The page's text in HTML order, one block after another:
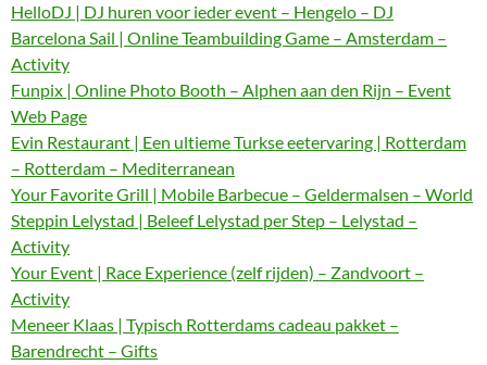
HelloDJ | DJ huren voor ieder event – Hengelo – DJ
Barcelona Sail | Online Teambuilding Game – Amsterdam –
Activity
Funpix | Online Photo Booth – Alphen aan den Rijn – Event
Web Page
Evin Restaurant | Een ultieme Turkse eetervaring | Rotterdam
– Rotterdam – Mediterranean
Your Favorite Grill | Mobile Barbecue – Geldermalsen – World
Steppin Lelystad | Beleef Lelystad per Step – Lelystad –
Activity
Your Event | Race Experience (zelf rijden) – Zandvoort –
Activity
Meneer Klaas | Typisch Rotterdams cadeau pakket –
Barendrecht – Gifts